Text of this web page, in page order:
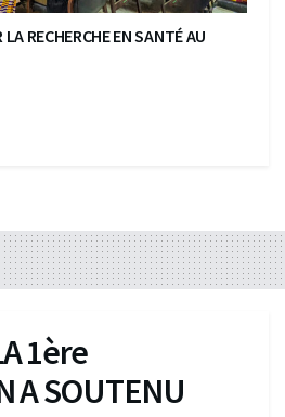
RECHERCHE EN SANTÉ AU
1ère
A SOUTENU